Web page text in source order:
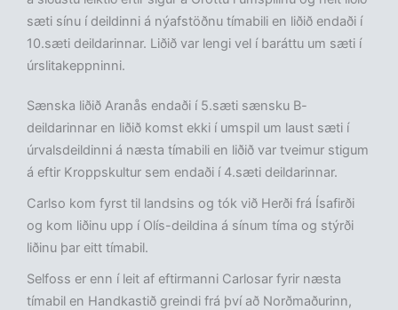
sæti sínu í deildinni á nýafstöðnu tímabili en liðið endaði í
10.sæti deildarinnar. Liðið var lengi vel í baráttu um sæti í
úrslitakeppninni.
Sænska liðið Aranås endaði í 5.sæti sænsku B-
deildarinnar en liðið komst ekki í umspil um laust sæti í
úrvalsdeildinni á næsta tímabili en liðið var tveimur stigum
á eftir Kroppskultur sem endaði í 4.sæti deildarinnar.
Carlso kom fyrst til landsins og tók við Herði frá Ísafirði
og kom liðinu upp í Olís-deildina á sínum tíma og stýrði
liðinu þar eitt tímabil.
Selfoss er enn í leit af eftirmanni Carlosar fyrir næsta
tímabil en Handkastið greindi frá því að Norðmaðurinn,